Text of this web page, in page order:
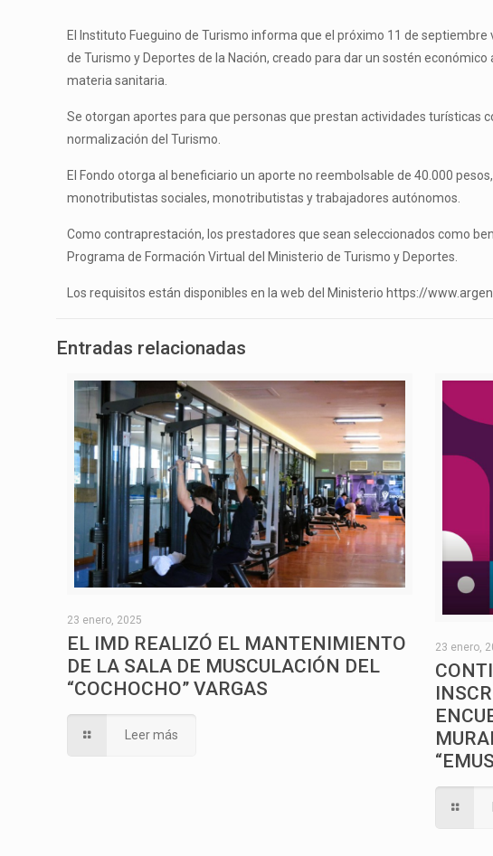
El Instituto Fueguino de Turismo informa que el próximo 11 de
de Turismo y Deportes de la Nación, creado para dar un sostén
materia sanitaria.
Se otorgan aportes para que personas que prestan actividades
normalización del Turismo.
El Fondo otorga al beneficiario un aporte no reembolsable de 40.000
monotributistas sociales, monotributistas y trabajadores autónomos.
Como contraprestación, los prestadores que sean seleccionados como
Programa de Formación Virtual del Ministerio de Turismo y Deportes.
Los requisitos están disponibles en la web del Ministerio https://
Entradas relacionadas
23 enero, 2025
EL IMD REALIZÓ EL MANTENIMIENTO
DE LA SALA DE MUSCULACIÓN DEL
“COCHOCHO” VARGAS
Leer más
23 enero,